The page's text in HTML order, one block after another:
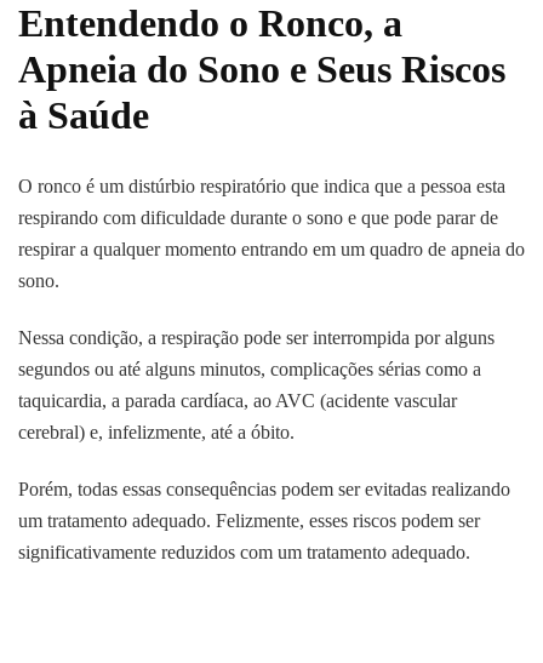
Entendendo o Ronco, a
Apneia do Sono e Seus Riscos
à Saúde
O ronco é um distúrbio respiratório que indica que a pessoa esta
respirando com dificuldade durante o sono e que pode parar de
respirar a qualquer momento entrando em um quadro de apneia do
sono.
Nessa condição, a respiração pode ser interrompida por alguns
segundos ou até alguns minutos, complicações sérias como a
taquicardia, a parada cardíaca, ao AVC (acidente vascular
cerebral) e, infelizmente, até a óbito.
Porém, todas essas consequências podem ser evitadas realizando
um tratamento adequado. Felizmente, esses riscos podem ser
significativamente reduzidos com um tratamento adequado.